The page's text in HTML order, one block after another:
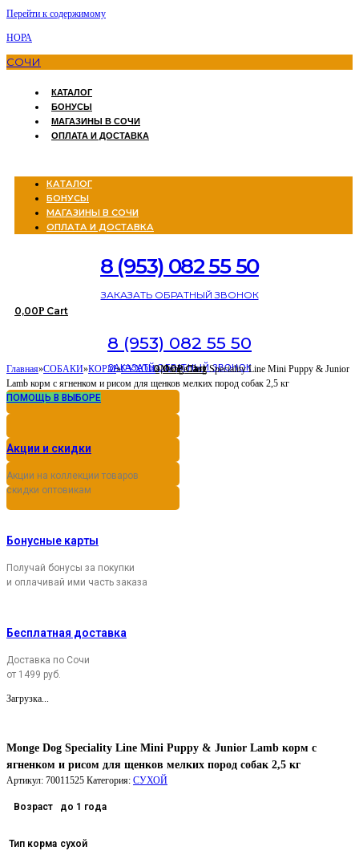
Перейти к содержимому
НОРА
СОЧИ
КАТАЛОГ
БОНУСЫ
МАГАЗИНЫ В СОЧИ
ОПЛАТА И ДОСТАВКА
КАТАЛОГ
БОНУСЫ
МАГАЗИНЫ В СОЧИ
ОПЛАТА И ДОСТАВКА
8 (953) 082 55 50
ЗАКАЗАТЬ ОБРАТНЫЙ ЗВОНОК
0,00Р Cart
8 (953) 082 55 50
ЗАКАЗАТЬ ОБРАТНЫЙ ЗВОНОК
0,00Р Cart
Главная»СОБАКИ»КОРМ»СУХОЙ»Monge Dog Speciality Line Mini Puppy & Junior
Lamb корм с ягненком и рисом для щенков мелких пород собак 2,5 кг
ПОМОЩЬ В ВЫБОРЕ
Акции и скидки
Акции на коллекции товаров
скидки оптовикам
Бонусные карты
Получай бонусы за покупки
и оплачивай ими часть заказа
Бесплатная доставка
Доставка по Сочи
от 1499 руб.
Загрузка...
Monge Dog Speciality Line Mini Puppy & Junior Lamb корм с
ягненком и рисом для щенков мелких пород собак 2,5 кг
Артикул: 70011525 Категория: СУХОЙ
Возраст до 1 года
Тип корма сухой